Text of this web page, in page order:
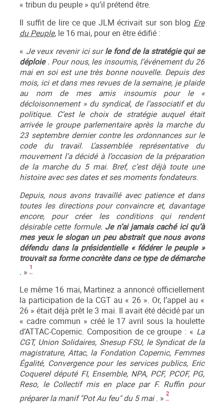
« tribun du peuple » qu’il prétend être.
Il suffit de lire ce que JLM écrivait sur son blog Ere
du Peuple, le 16 mai, pour en être édifié :
« Je veux revenir ici surle fond de la stratégie qui se
déploie . Pour nous, les insoumis, l’événement du 26
mai en soi est une très bonne nouvelle. Depuis des
mois, ici et dans mes revues de la semaine, je plaide
au nom de mes amis insoumis pour le «
décloisonnement » du syndical, de l’associatif et du
politique. C’est le choix de stratégie auquel était
arrivée le groupe parlementaire après la marche du
23 septembre dernier contre les ordonnances sur le
code du travail. L’assemblée représentative du
mouvement l’a décidé à l’occasion de la préparation
de la marche du 5 mai. Bref, c’est déjà toute une
histoire avec ses dates et ses moments fondateurs.
Depuis, nous avons travaillé avec patience et dans
toutes les directions pour convaincre et, davantage
encore, pour créer les conditions qui rendent
désirable cette formule. Je n’ai jamais caché ici qu’à
mes yeux le slogan un peu abstrait que nous avons
défendu dans la présidentielle « fédérer le peuple »
trouvait sa forme concrète dans ce type de démarche
. » 1
Le même 16 mai, Martinez a annoncé officiellement
la participation de la CGT au « 26 ». Or, l’appel au «
26 » était déjà prêt le 3 mai. Il avait été décidé par un
« cadre commun » créé le 17 avril sous la houlette
d’ATTAC-Copernic. Composition de ce groupe : « La
CGT, Union Solidaires, Snesup FSU, le Syndicat de la
magistrature, Attac, la Fondation Copernic, Femmes
Égalité, Convergence pour les services publics, Eric
Coquerel député FI, Ensemble, NPA, PCF, PCOF, PG,
Reso, le Collectif mis en place par F. Ruffin pour
préparer la manif "Pot Au feu" du 5 mai. » 2